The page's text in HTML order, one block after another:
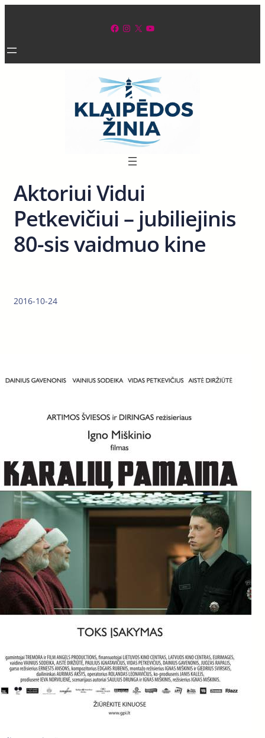
Facebook Instagram X YouTube
Aktoriui Vidui
Petkevičiui – jubiliejinis
80-sis vaidmuo kine
2016-10-24